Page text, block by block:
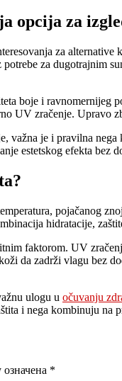
opcija za
za
za dugotrajnim
boje i ravnomernijeg
UV zračenje. Upravo
važna je i pravilna
estetskog efekta bez
pojačanog
hidratacije,
faktorom. UV
da zadrži vlagu bez
ulogu u očuvanju
i nega kombinuju
*